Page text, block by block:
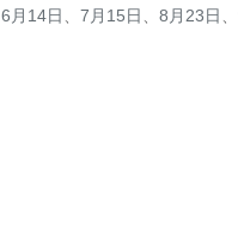
6月14日 7月15日 8月23日